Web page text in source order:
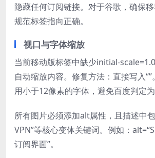
隐藏任何订阅链接。对于谷歌，确保
规范标签指向正确。
视口与字体缩放
当前移动版标签中缺少initial-
自动缩放内容。修复方法：直接写入“
用小于12像素的字体，避免百度判定为
所有图片必须添加alt属性，且描述中
VPN”等核心变体关键词。例如：
订阅界面”。